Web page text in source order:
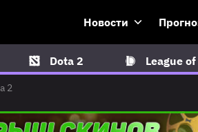
Новости
Dota 2 League
2